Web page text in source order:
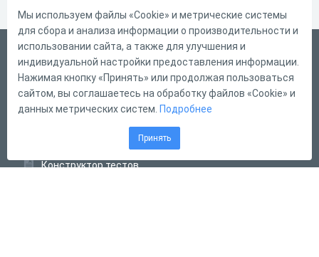
Русский
Справка
Форма обратной связи
Конструктор тестов
Мы используем файлы «Cookie» и метрические системы
для сбора и анализа информации о производительности и
использовании сайта, а также для улучшения и
индивидуальной настройки предоставления информации.
Нажимая кнопку «Принять» или продолжая пользоваться
сайтом, вы соглашаетесь на обработку файлов «Cookie» и
данных метрических систем. Подробнее
Принять